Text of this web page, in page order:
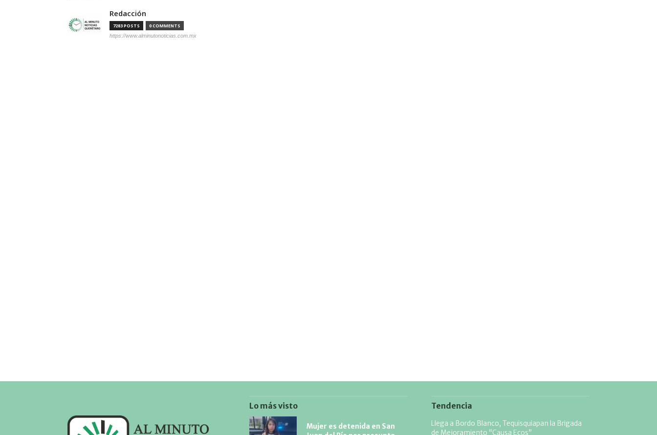
Redacción
7283 POSTS 0 COMMENTS
https://www.alminutonoticias.com.mx
Lo más visto
Mujer es detenida en San
Tendencia
Llega a Bordo Blanco, Tequisquiapan la Brigada
de Mejoramiento “Causa Ecos”